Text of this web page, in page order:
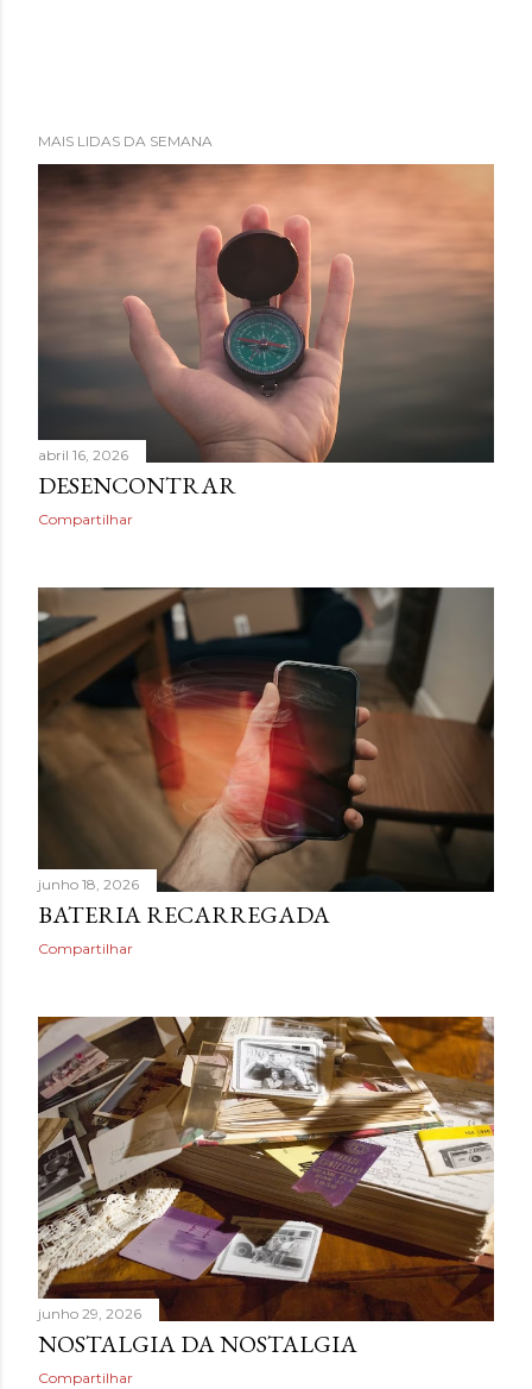
MAIS LIDAS DA SEMANA
abril 16, 2026
DESENCONTRAR
Compartilhar
junho 18, 2026
BATERIA RECARREGADA
Compartilhar
junho 29, 2026
NOSTALGIA DA NOSTALGIA
Compartilhar